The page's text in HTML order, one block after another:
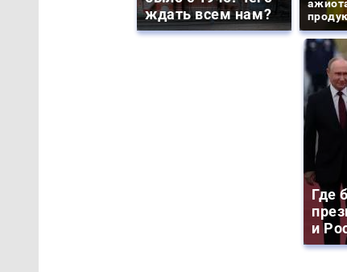
ждать всем нам?
Где
и